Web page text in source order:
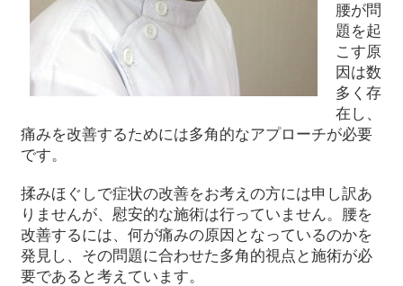
腰が問
題を起
こす原
因は数
多く存
在し、
痛みを改善するためには多角的なアプローチが必要
です。
揉みほぐしで症状の改善をお考えの方には申し訳あ
りませんが、慰安的な施術は行っていません。腰を
改善するには、何が痛みの原因となっているのかを
発見し、その問題に合わせた多角的視点と施術が必
要であると考えています。